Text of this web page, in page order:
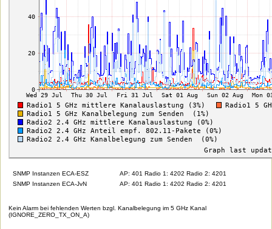
SNMP Instanzen ECA-ESZ
AP: 401 Radio 1: 4202 Radio 2: 4201
SNMP Instanzen ECA-JvN
AP: 401 Radio 1: 4202 Radio 2: 4201
Kein Alarm bei fehlenden Werten bzgl. Kanalbelegung im 5 GHz Kanal
(IGNORE_ZERO_TX_ON_A)